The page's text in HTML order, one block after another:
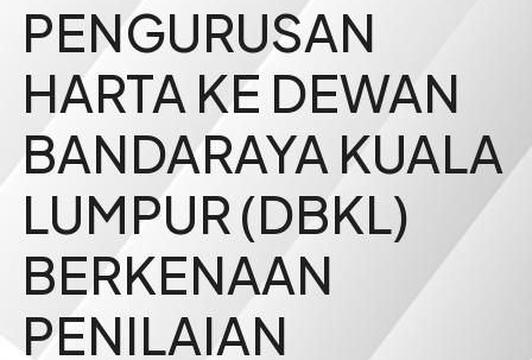
PENGURUSAN
HARTA KE DEWAN
BANDARAYA KUALA
LUMPUR (DBKL)
BERKENAAN
PENILAIAN